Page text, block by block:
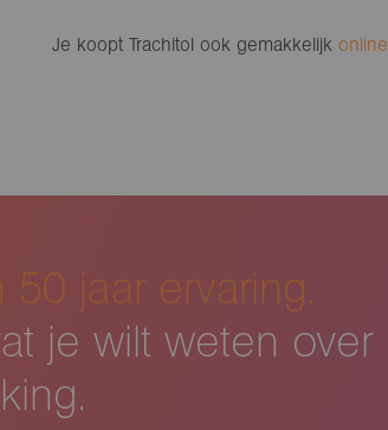
Je koopt Trachitol ook gemakkelijk online
50 jaar ervaring.
je wilt weten over